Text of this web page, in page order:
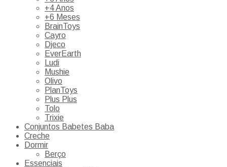
+4 Anos
+6 Meses
BrainToys
Cayro
Djeco
EverEarth
Ludi
Mushie
Olivo
PlanToys
Plus Plus
Tolo
Trixie
Conjuntos Babetes Baba
Creche
Dormir
Berço
Essenciais